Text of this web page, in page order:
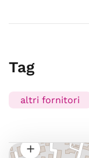
Tag
altri fornitori